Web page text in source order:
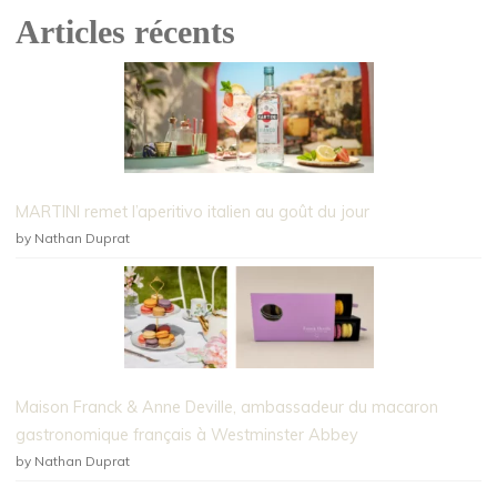
Articles récents
MARTINI remet l’aperitivo italien au goût du jour
by Nathan Duprat
Maison Franck & Anne Deville, ambassadeur du macaron
gastronomique français à Westminster Abbey
by Nathan Duprat